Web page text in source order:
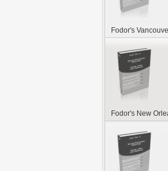
Fodor's
Fodor's New